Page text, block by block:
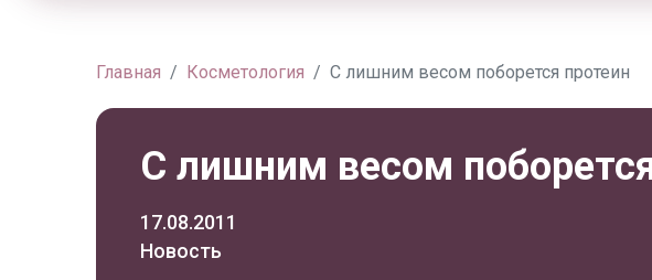
Главная Косметология С лишним весом поборется протеин
С лишним весом
17.08.2011
Новость